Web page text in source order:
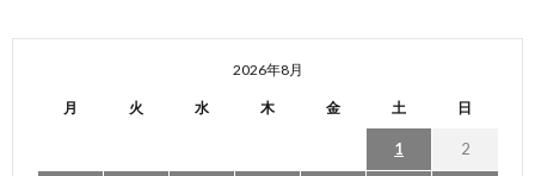
2026年8月
月 火 水 木 金 土 日
1 2